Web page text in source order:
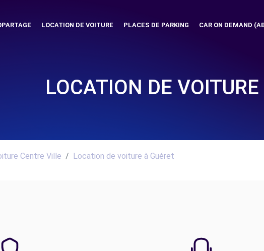
LOCATION DE VOITURE PLACES DE PARKING CAR ON DEMAND
LOCATION DE
Centre Ville Location de voiture à Guéret